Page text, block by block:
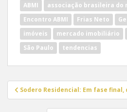
ABMI
associação brasileira do
Encontro ABMI
Frias Neto
imóveis
mercado imobiliário
São Paulo
tendencias
Navegação
de
Sodero Residencial: Em fase